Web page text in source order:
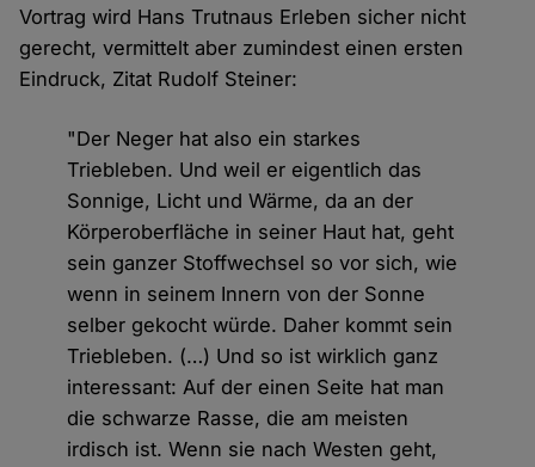
Vortrag wird Hans Trutnaus Erleben sicher nicht
gerecht, vermittelt aber zumindest einen ersten
Eindruck, Zitat Rudolf Steiner:
"Der Neger hat also ein starkes
Triebleben. Und weil er eigentlich das
Sonnige, Licht und Wärme, da an der
Körperoberfläche in seiner Haut hat, geht
sein ganzer Stoffwechsel so vor sich, wie
wenn in seinem Innern von der Sonne
selber gekocht würde. Daher kommt sein
Triebleben. (…) Und so ist wirklich ganz
interessant: Auf der einen Seite hat man
die schwarze Rasse, die am meisten
irdisch ist. Wenn sie nach Westen geht,